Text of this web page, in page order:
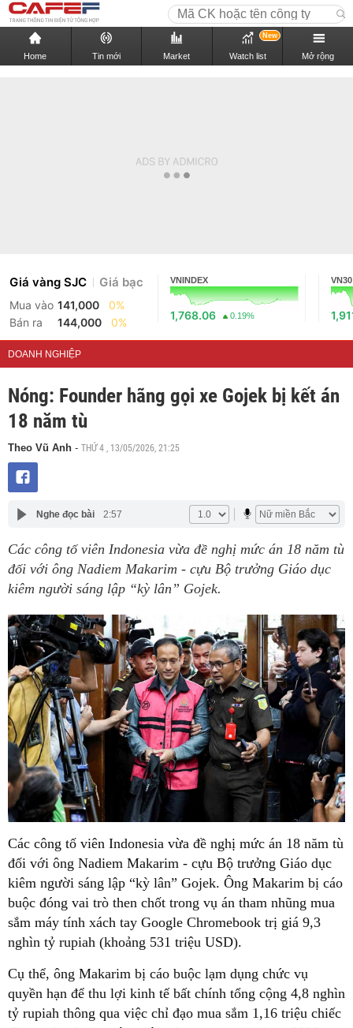
Home Tin mới Market Watch list
New
Mở rộng
Giá vàng SJC Giá bạc
Mua vào 141,000
0%
Bán ra
144,000 0%
VNINDEX
1,768.06 0.19%
VN30
DOANH NGHIỆP
Nóng: Founder hãng gọi xe Gojek bị kết án
18 năm tù
Theo Vũ Anh - THỨ 4 , 13/05/2026, 21:25
Nghe đọc bài 2:57
Các công tố viên Indonesia vừa đề nghị mức án 18 năm tù
đối với ông Nadiem Makarim - cựu Bộ trưởng Giáo dục
kiêm người sáng lập “kỳ lân” Gojek.
Các công tố viên Indonesia vừa đề nghị mức án 18 năm tù
đối với ông Nadiem Makarim - cựu Bộ trưởng Giáo dục
kiêm người sáng lập “kỳ lân” Gojek. Ông Makarim bị cáo
buộc đóng vai trò then chốt trong vụ án tham nhũng mua
sắm máy tính xách tay Google Chromebook trị giá 9,3
nghìn tỷ rupiah (khoảng 531 triệu USD).
Cụ thể, ông Makarim bị cáo buộc lạm dụng chức vụ
quyền hạn để thu lợi kinh tế bất chính tổng cộng 4,8 nghìn
tỷ rupiah thông qua việc chỉ đạo mua sắm 1,16 triệu chiếc